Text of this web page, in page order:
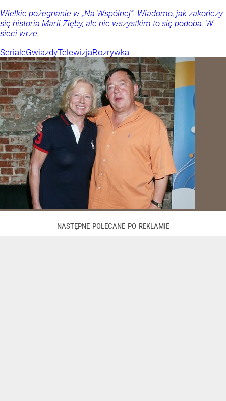
Wielkie pożegnanie w „Na Wspólnej”. Wiadomo, jak zakończy
się historia Marii Zięby, ale nie wszystkim to się podoba. W
sieci wrze.
SerialeGwiazdyTelewizjaRozrywka